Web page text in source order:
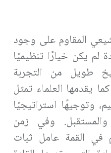
المقاوم على وجود
لم يكن خيارًا تنظيميًا
طويل من التجربة
يقدمها العلماء تمثل
وتوجيهًا استراتيجيًا
وفي زمن
في القمة عامل ثبات